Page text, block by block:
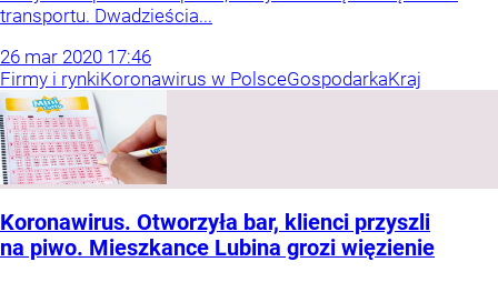
transportu. Dwadzieścia...
26 mar 2020 17:46
Firmy i rynkiKoronawirus w PolsceGospodarkaKraj
Koronawirus. Otworzyła bar, klienci przyszli
na piwo. Mieszkance Lubina grozi więzienie